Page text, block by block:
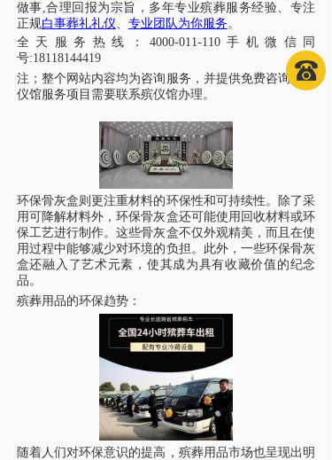
做事,合理回报为宗旨，多年专业殡葬服务经验、专注
正规白事葬礼礼仪、 专业团队为你服务。
全天服务热线
： 4000-011-110手机微信同
号:18118144419
注； 整个网站内容均为咨询服务，并提供免费咨询，殡
仪馆服务项目需要联系殡仪馆办理。
环保骨灰盒则更注重材料的环保性和可持续性。除了采
用可降解材料外，环保骨灰盒还可能使用回收材料或环
保工艺进行制作。这些骨灰盒不仅外观精美，而且在使
用过程中能够减少对环境的负担。此外，一些环保骨灰
盒还融入了艺术元素，使其成为具有收藏价值的纪念
品。
殡葬用品的环保趋势：
随着人们对环保意识的提高，殡葬用品市场也呈现出明